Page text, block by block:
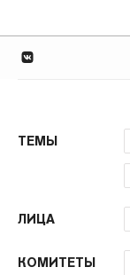
ТЕМЫ
ЛИЦА
КОМИТЕТЫ